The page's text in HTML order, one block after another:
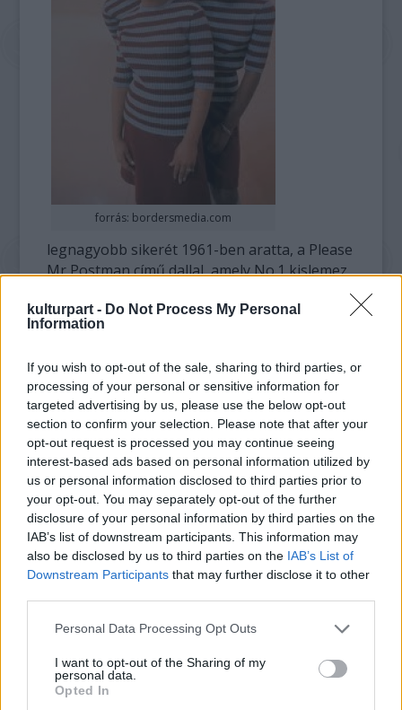
kulturpart - Do Not Process My Personal
Information
If you wish to opt-out of the sale, sharing to third parties, or
processing of your personal or sensitive information for
targeted advertising by us, please use the below opt-out
section to confirm your selection. Please note that after your
opt-out request is processed you may continue seeing
interest-based ads based on personal information utilized by
us or personal information disclosed to third parties prior to
your opt-out. You may separately opt-out of the further
disclosure of your personal information by third parties on the
IAB’s list of downstream participants. This information may
also be disclosed by us to third parties on the IAB’s List of
Downstream Participants that may further disclose it to other
Please note that this website/app uses one or more Google
not limited to your visit or usage behaviour. You may click to
grant or deny consent to Google and its third-party tags to
use your data for below specified purposes in below Google
Personal Data Processing Opt Outs
I want to opt-out of the Sharing of my
personal data.
Opted In
forrás: bordersmedia.com
legnagyobb sikerét 1961-ben aratta, a Please
Mr Postman című dallal, amely No.1 kislemez
éves volt. A kislemezt hamarosan egy album
is követte, de már korántsem ekkora sikerrel
A zenekar éléről 1965-ben cserélték le, így
végül 1967-ben el is hagyta a The
Marvelettes-t.
Fia, Vaughn Horton közleménye szerint anyja
szerdán halt meg egy kaliforniai otthonban,
ahol egy stroke után lábadozott.
Az együttes legnagyobb sikerét azóta is
előszeretettel dolgozzák fel: nagy sikert
aratott vele a Beatles is, akárcsak 1974-ben a
Carpenters.
Forrás:BBC